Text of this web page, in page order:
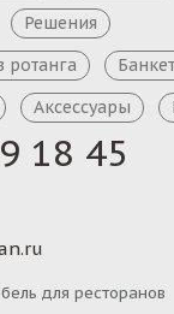
18 45
для ресторанов
Решения
ротанга
Аксессуары